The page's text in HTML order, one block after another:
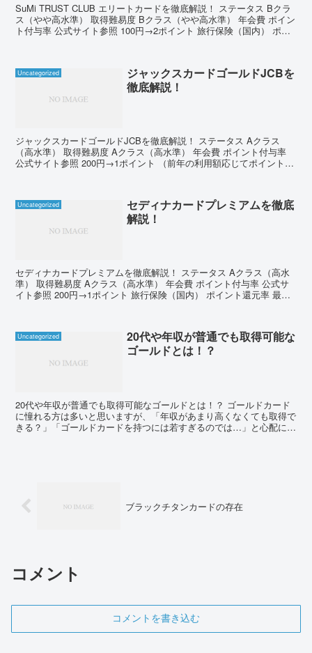
SuMi TRUST CLUB エリートカードを徹底解説！ ステータス Bクラ
ス（やや高水準） 取得難易度 Bクラス（やや高水準） 年会費 ポイン
ト付与率 公式サイト参照 100円→2ポイント 旅行保険（国内） ポイ
Uncategorized
ジャックスカードゴールドJCBを
徹底解説！
ジャックスカードゴールドJCBを徹底解説！ ステータス Aクラス
（高水準） 取得難易度 Aクラス（高水準） 年会費 ポイント付与率
公式サイト参照 200円→1ポイント （前年の利用額応じてポイント率
Uncategorized
セディナカードプレミアムを徹底
解説！
セディナカードプレミアムを徹底解説！ ステータス Aクラス（高水
準） 取得難易度 Aクラス（高水準） 年会費 ポイント付与率 公式サ
イト参照 200円→1ポイント 旅行保険（国内） ポイント還元率 最高
Uncategorized
20代や年収が普通でも取得可能な
ゴールドとは！？
20代や年収が普通でも取得可能なゴールドとは！？ ゴールドカード
に憧れる方は多いと思いますが、「年収があまり高くなくても取得で
きる？」「ゴールドカードを持つには若すぎるのでは…」と心配に思
ブラックチタンカードの存在
コメント
コメントを書き込む